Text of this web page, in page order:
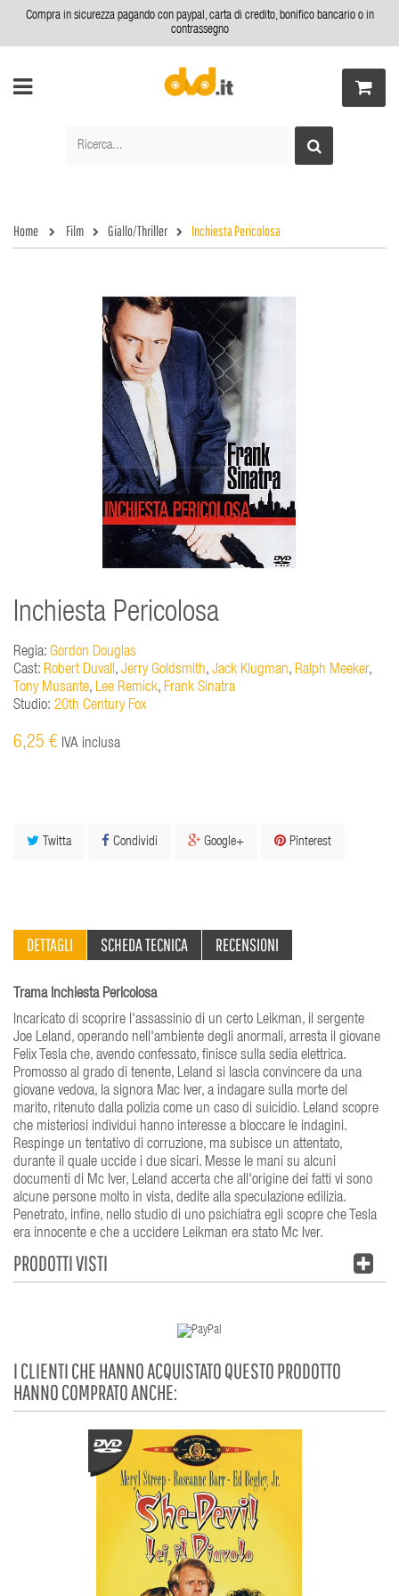
Compra in sicurezza pagando con paypal, carta di credito, bonifico bancario o in
contrassegno
Home Film Giallo/Thriller Inchiesta Pericolosa
Inchiesta Pericolosa
Regia: Gordon Douglas
Cast: Robert Duvall, Jerry Goldsmith, Jack Klugman, Ralph Meeker,
Tony Musante, Lee Remick, Frank Sinatra
Studio: 20th Century Fox
6,25 € IVA inclusa
Twitta Condividi Google+ Pinterest
DETTAGLI SCHEDA TECNICA RECENSIONI
Trama Inchiesta Pericolosa
Incaricato di scoprire l'assassinio di un certo Leikman, il sergente
Joe Leland, operando nell'ambiente degli anormali, arresta il giovane
Felix Tesla che, avendo confessato, finisce sulla sedia elettrica.
Promosso al grado di tenente, Leland si lascia convincere da una
giovane vedova, la signora Mac Iver, a indagare sulla morte del
marito, ritenuto dalla polizia come un caso di suicidio. Leland scopre
che misteriosi individui hanno interesse a bloccare le indagini.
Respinge un tentativo di corruzione, ma subisce un attentato,
durante il quale uccide i due sicari. Messe le mani su alcuni
documenti di Mc Iver, Leland accerta che all'origine dei fatti vi sono
alcune persone molto in vista, dedite alla speculazione edilizia.
Penetrato, infine, nello studio di uno psichiatra egli scopre che Tesla
era innocente e che a uccidere Leikman era stato Mc Iver.
PRODOTTI VISTI
I CLIENTI CHE HANNO ACQUISTATO QUESTO PRODOTTO
HANNO COMPRATO ANCHE: